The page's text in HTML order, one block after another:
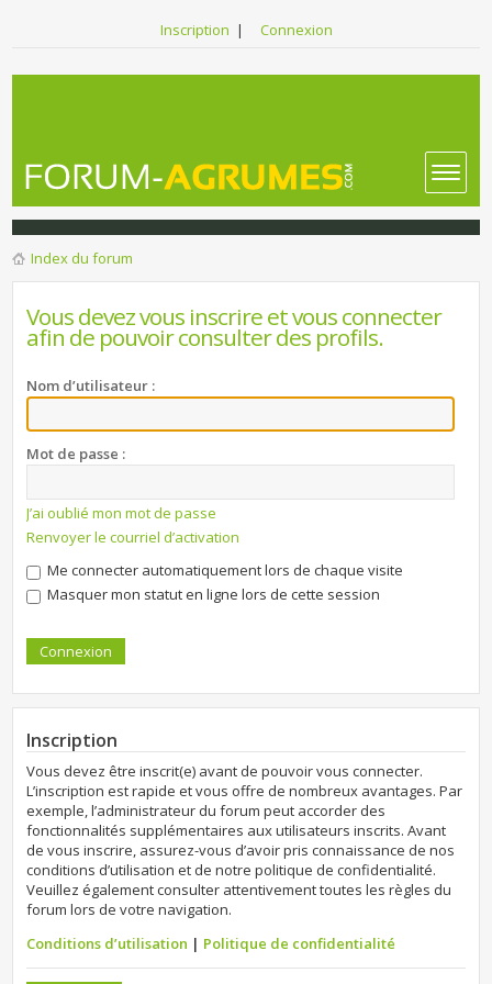
Inscription | Connexion
Index du forum
Vous devez vous inscrire et vous connecter
afin de pouvoir consulter des profils.
Nom d’utilisateur :
Mot de passe :
J’ai oublié mon mot de passe
Renvoyer le courriel d’activation
Me connecter automatiquement lors de chaque visite
Masquer mon statut en ligne lors de cette session
Inscription
Vous devez être inscrit(e) avant de pouvoir vous connecter.
L’inscription est rapide et vous offre de nombreux avantages. Par
exemple, l’administrateur du forum peut accorder des
fonctionnalités supplémentaires aux utilisateurs inscrits. Avant
de vous inscrire, assurez-vous d’avoir pris connaissance de nos
conditions d’utilisation et de notre politique de confidentialité.
Veuillez également consulter attentivement toutes les règles du
forum lors de votre navigation.
Conditions d’utilisation | Politique de confidentialité